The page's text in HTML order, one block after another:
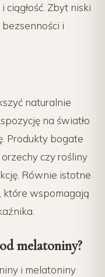
ciągłość. Zbyt niski
i
naturalnie
na światło
Produkty bogate
orzechy czy rośliny
Równie istotne
które wspomagają
melatoniny?
i melatoniny